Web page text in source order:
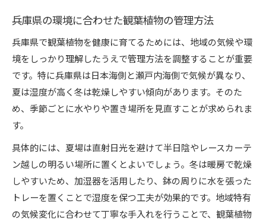
兵庫県の環境に合わせた観葉植物の管理方法
兵庫県で観葉植物を健康に育てるためには、地域の気候や環
境をしっかり理解したうえで管理方法を調整することが重要
です。特に兵庫県は日本海側と瀬戸内海側で気候が異なり、
夏は湿度が高く冬は乾燥しやすい傾向があります。そのた
め、季節ごとに水やりや置き場所を見直すことが求められま
す。
具体的には、夏場は直射日光を避けて半日陰やレースカーテ
ン越しの明るい場所に置くとよいでしょう。冬は暖房で乾燥
しやすいため、加湿器を活用したり、鉢の周りに水を張った
トレーを置くことで湿度を保つ工夫が効果的です。地域特有
の気候変化に合わせて丁寧な手入れを行うことで、観葉植物